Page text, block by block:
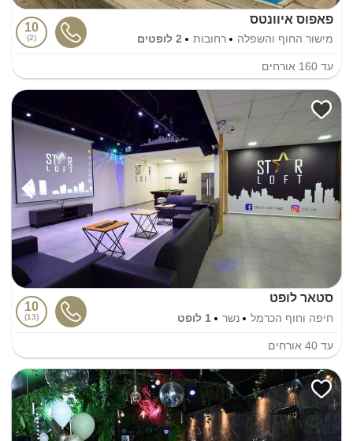
פאפוס איוונטס
מישור החוף והשפלה רחובות 2 לופטים
10
2
עד 160 אורחים
סטאר לופט
חיפה וחוף הכרמל נשר 1 לופט
10
13
עד 40 אורחים